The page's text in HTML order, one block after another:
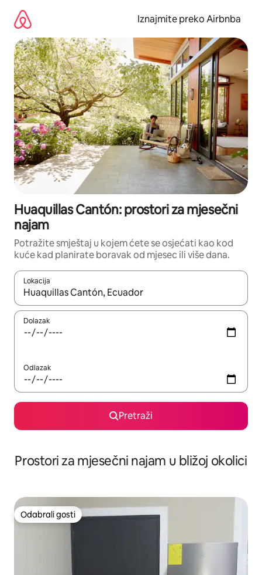
sadržaj
Iznajmite preko Airbnba
Huaquillas Cantón: prostori za mjesečni
najam
Potražite smještaj u kojem ćete se osjećati kao kod
kuće kad planirate boravak od mjesec ili više dana.
Lokacija
Kada budu dostupni rezultati, moći ćete ih pregledati
Dolazak
Odlazak
Pretraži
Prostori za mjesečni najam u bližoj okolici
Odabrali gosti
Odabrali gosti